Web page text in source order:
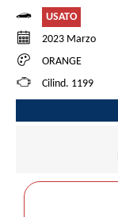
USATO
2023 Marzo
ORANGE
Cilind. 1199